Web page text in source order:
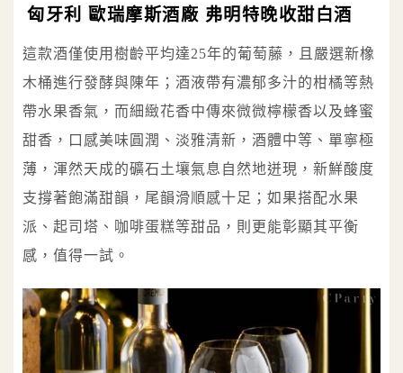
匈牙利 歐瑞摩斯酒廠 弗明特晚收甜白酒
這款酒僅使用樹齡平均達25年的葡萄藤，且嚴選新橡
木桶進行發酵與陳年；酒液帶有濃郁多汁的柑橘等熱
帶水果香氣，而細緻花香中傳來微微檸檬香以及蜂蜜
甜香，口感美味圓潤、淡雅清新，酒體中等、單寧極
薄，渾然天成的礦石土壤氣息自然地迸現，新鮮酸度
支撐著飽滿甜韻，尾韻滑順感十足；如果搭配水果
派、起司塔、咖啡蛋糕等甜品，則更能彰顯其平衡
感，值得一試。